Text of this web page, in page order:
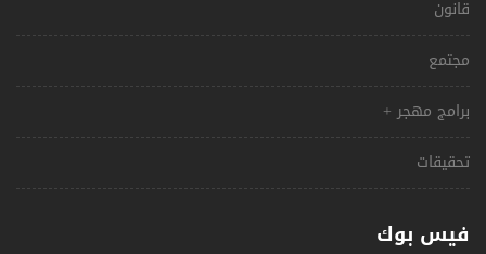
قانون
مجتمع
برامج مهجر +
تحقيقات
فيس بوك